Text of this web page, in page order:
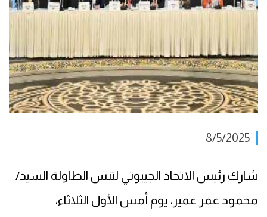
8/5/2025
شارك رئيس الاتحاد الجيبوتي لتنس الطاولة السيد/
محمود عمر عمير، يوم أمس الأول الثلاثاء،